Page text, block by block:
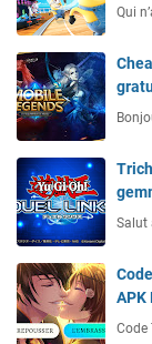
Qui
Salut
APK
Code